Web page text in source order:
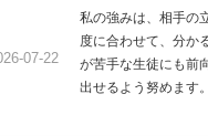
07-22
私の強みは、相手の
度に合わせて、分か
が苦手な生徒にも前
出せるよう努めます。